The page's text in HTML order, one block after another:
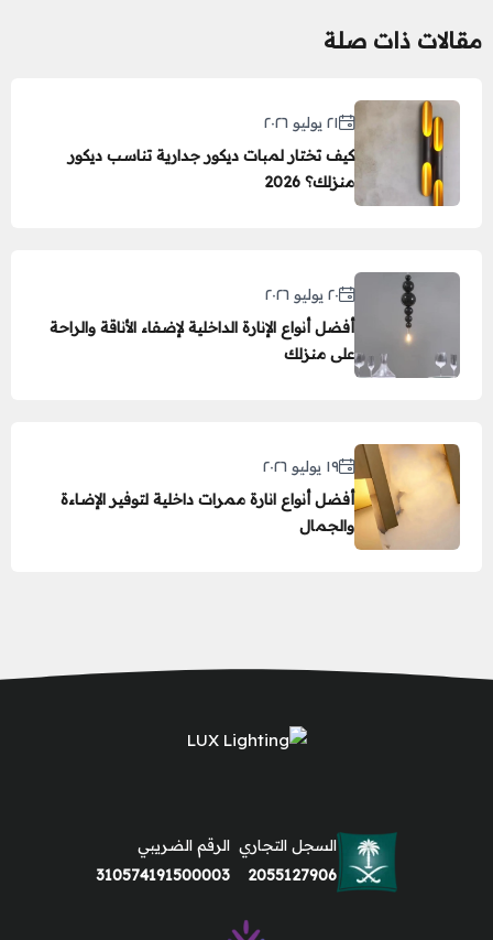
مقالات ذات صلة
٢١ يوليو ٢٠٢٦
كيف تختار لمبات ديكور جدارية تناسب ديكور
منزلك؟ 2026
٢٠ يوليو ٢٠٢٦
أفضل أنواع الإنارة الداخلية لإضفاء الأناقة والراحة
على منزلك
١٩ يوليو ٢٠٢٦
أفضل أنواع انارة ممرات داخلية لتوفير الإضاءة
والجمال
السجل التجاري
2055127906
الرقم الضريبي
310574191500003